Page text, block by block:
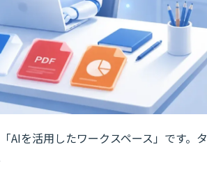
を活用したワークスペース」です。タ